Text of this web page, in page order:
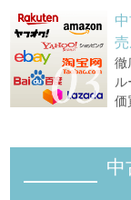
売
徹
ル
価
中